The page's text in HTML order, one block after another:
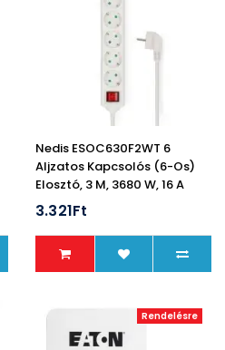
Nedis ESOC630F2WT 6
Aljzatos Kapcsolós (6-Os)
Elosztó, 3 M, 3680 W, 16 A
3.321Ft
Rendelésre